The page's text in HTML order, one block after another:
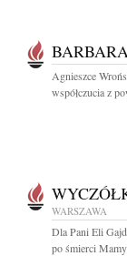
Agnieszce
współczucia z
WARSZAWA
Dla Pani Eli
po śmierci